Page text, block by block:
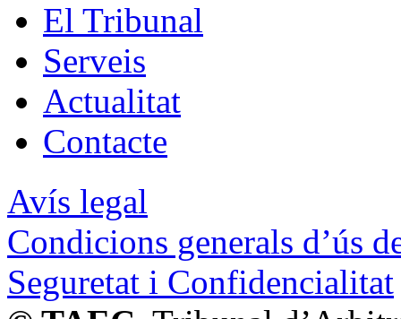
El Tribunal
Serveis
Actualitat
Contacte
Avís legal
Condicions generals d’ús
Seguretat i Confidencialitat